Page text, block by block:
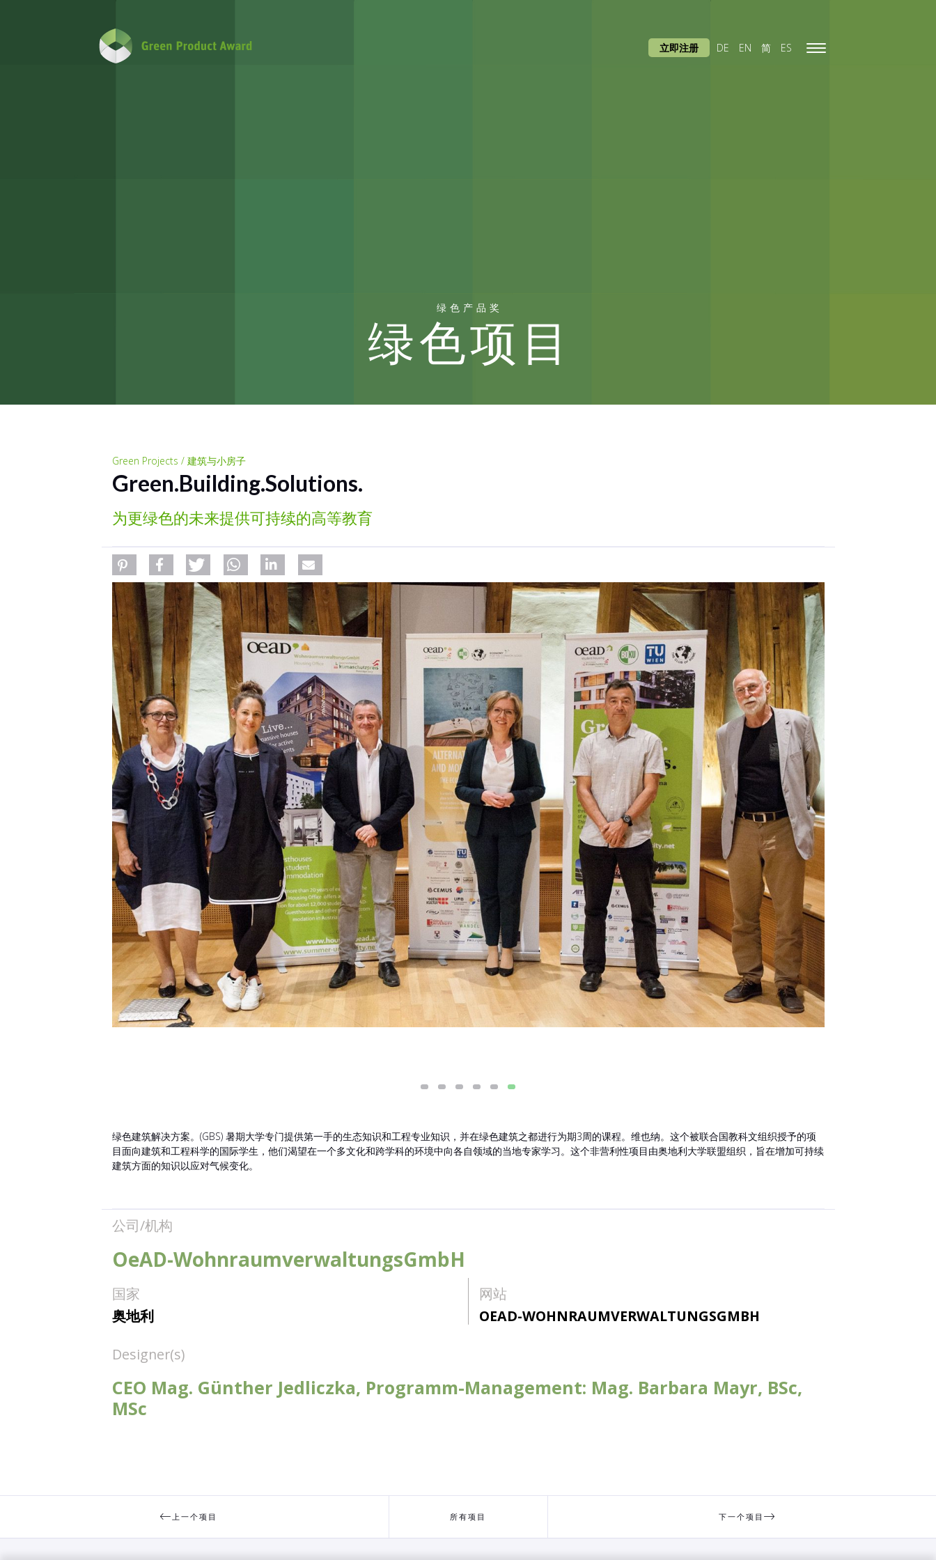
绿色产品奖
绿色项目
Toggle
立即注册 DE EN 简 ES
Green Projects / 建筑与小房子
Green.Building.Solutions.
为更绿色的未来提供可持续的高等教育
绿色建筑解决方案。(GBS) 暑期大学专门提供第一手的生态知识和工程专业知识，并在绿色建筑之都进行为期3周的课程。维也纳。这个被联合国教科文组织授予的项
目面向建筑和工程科学的国际学生，他们渴望在一个多文化和跨学科的环境中向各自领域的当地专家学习。这个非营利性项目由奥地利大学联盟组织，旨在增加可持续
建筑方面的知识以应对气候变化。
公司/机构
OeAD-WohnraumverwaltungsGmbH
国家
奥地利
网站
OEAD-WOHNRAUMVERWALTUNGSGMBH
Designer(s)
CEO Mag. Günther Jedliczka, Programm-Management: Mag. Barbara Mayr, BSc,
MSc
上一个项目 所有项目 下一个项目